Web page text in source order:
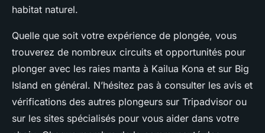
habitat naturel.
Quelle que soit votre expérience de plongée, vous
trouverez de nombreux circuits et opportunités pour
plonger avec les raies manta à Kailua Kona et sur Big
Island en général. N’hésitez pas à consulter les avis et
vérifications des autres plongeurs sur Tripadvisor ou
sur les sites spécialisés pour vous aider dans votre